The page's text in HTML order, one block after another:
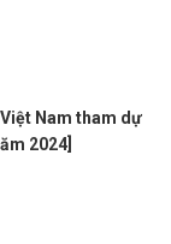
Nam tham dự
2024]